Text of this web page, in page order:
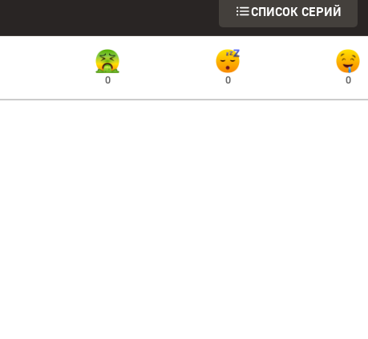
СПИСОК СЕРИЙ
0 0 0